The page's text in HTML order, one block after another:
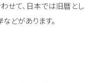
わせて、日本では旧暦とし
どがあります。